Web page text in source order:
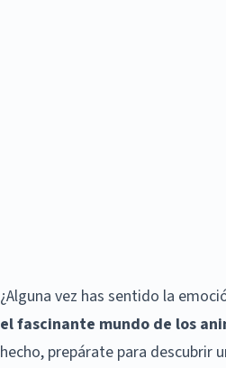
¿Alguna vez has sentido la
el fascinante mundo de los
hecho, prepárate para descubrir